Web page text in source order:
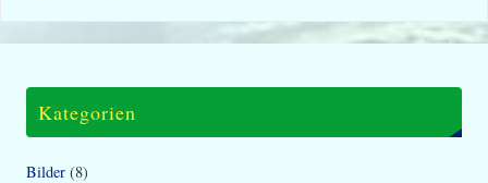
Kategorien
Bilder (8)